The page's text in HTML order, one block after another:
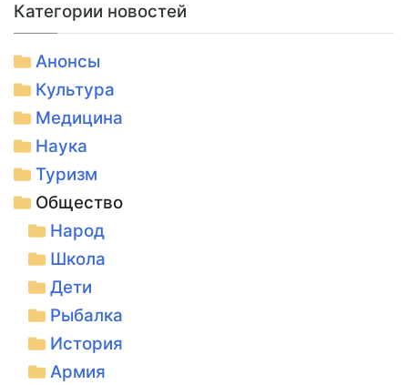
Категории новостей
Анонсы
Культура
Медицина
Наука
Туризм
Общество
Народ
Школа
Дети
Рыбалка
История
Армия